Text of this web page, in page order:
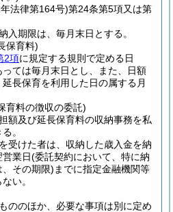
法律第164号)第24条第5項又は第
入期限は、毎月末日とする。
保育料)
2項に規定する規則で定める日
ては毎月末日とし、また、日額
長保育を利用した日の属する月
育料の徴収の委託)
額及び延長保育料の収納事務を私
。
受けた者は、収納した歳入金を納
業日(委託契約において、特に納
その期限) までに指定金融機関等
い。
ののほか、必要な事項は別に定め